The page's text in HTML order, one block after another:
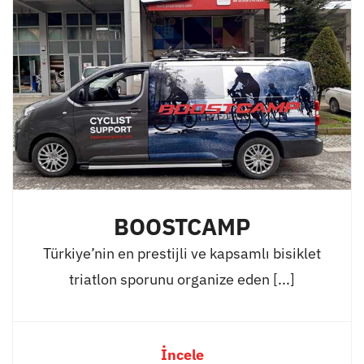
BOOSTCAMP
Türkiye’nin en prestijli ve kapsamlı bisiklet
triatlon sporunu organize eden [...]
İncele